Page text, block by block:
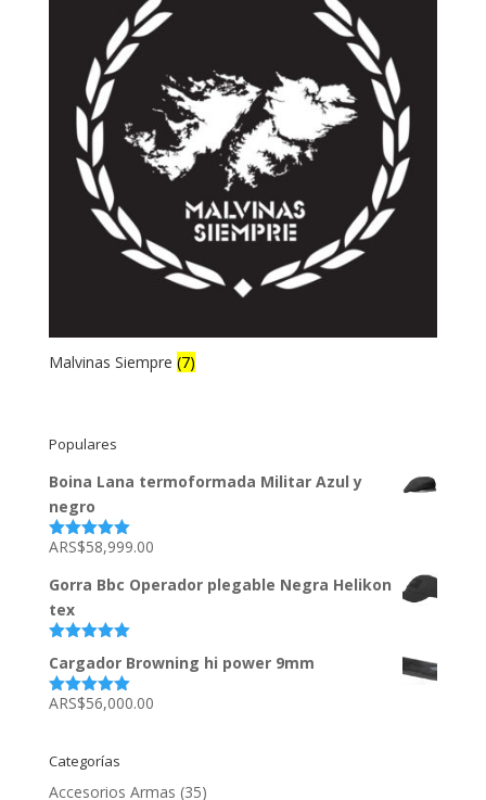
Malvinas Siempre (7)
Populares
Boina Lana termoformada Militar Azul y
negro
Valorado
5
ARS$58,999.00
Gorra Bbc Operador plegable Negra Helikon
tex
con5.00de
5
Cargador Browning hi power 9mm
Valorado
ARS$56,000.00
Categorías
Accesorios Armas (35)